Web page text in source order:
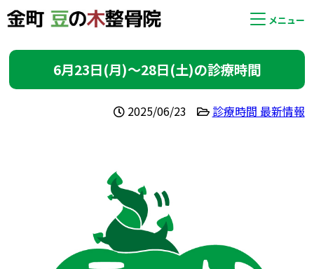
メニュー
6月23日(月)〜28日(土)の診療時間
2025/06/23 診療時間 最新情報